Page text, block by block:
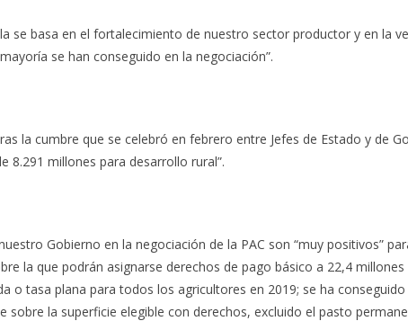
se basa en el fortalecimiento de nuestro sector productor y en la
se han conseguido en la negociación”.
la cumbre que se celebró en febrero entre Jefes de Estado y de
8.291 millones para desarrollo rural”.
Gobierno en la negociación de la PAC son “muy positivos”
la que podrán asignarse derechos de pago básico a 22,4
o tasa plana para todos los agricultores en 2019; se ha
sobre la superficie elegible con derechos, excluido el pasto